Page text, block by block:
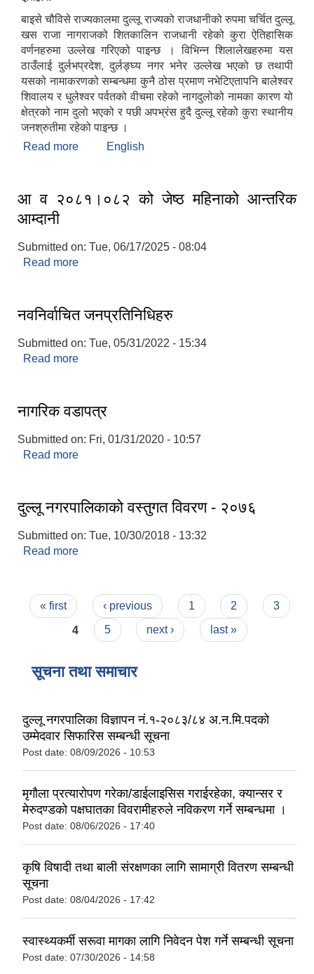
बाइसे चौविसे राज्यकालमा दुल्लू राज्यको राजधानीको रुपमा चर्चित दुल्लू
खस राजा नागराजको शितकालिन राजधानी रहेको कुरा ऐतिहासिक
वर्णनहरुमा उल्लेख गरिएको पाइन्छ । विभिन्न शिलालेखहरुमा यस
ठाउँलाई दुर्लभप्रदेश, दुर्लङ्घ्य नगर भनेर उल्लेख भएको छ तथापी
यसको नामाकरणको सम्बन्धमा कुनै ठोस प्रमाण नभेटिएतापनि बालेश्वर
शिवालय र धुलेश्वर पर्वतको वीचमा रहेको नागदुलोको नामका कारण यो
क्षेत्रको नाम दुलो भएको र पछी अपभ्रंस हुदै दुल्लू रहेको कुरा स्थानीय
जनश्रुतीमा रहेको पाइन्छ ।
Read more about दुल्लू नगरपालिकाको संक्षिप्त परिचय
English
आ व २०८१।०८२ को जेष्ठ महिनाको आन्तरिक
आम्दानी
Submitted on: Tue, 06/17/2025 - 08:04
Read more
नवनिर्वाचित जनप्रतिनिधिहरु
Submitted on: Tue, 05/31/2022 - 15:34
Read more
नागरिक वडापत्र
Submitted on: Fri, 01/31/2020 - 10:57
Read more
दुल्लू नगरपालिकाको वस्तुगत विवरण - २०७६
Submitted on: Tue, 10/30/2018 - 13:32
Read more
Pages
« first ‹ previous 1 2
3
4
5 next › last »
सूचना तथा समाचार
दुल्लू नगरपालिका विज्ञापन नं.१-२०८३/८४ अ.न.मि.पदको
उम्मेदवार सिफारिस सम्बन्धी सूचना
Post date: 08/09/2026 - 10:53
मृगौला प्रत्यारोपण गरेका/डाईलाइसिस गराईरहेका, क्यान्सर र
मेरुदण्डको पक्षघातका विवरामीहरुले नविकरण गर्ने सम्बन्धमा ।
Post date: 08/06/2026 - 17:40
कृषि विषादी तथा बाली संरक्षणका लागि सामाग्री वितरण सम्बन्धी
सूचना
Post date: 08/04/2026 - 17:42
स्वास्थ्यकर्मी सरूवा मागका लागि निवेदन पेश गर्ने सम्बन्धी सूचना
Post date: 07/30/2026 - 14:58